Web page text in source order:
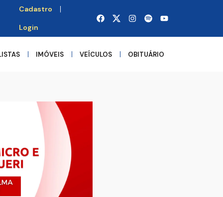
Cadastro
Login
IMÓVEIS VEÍCULOS OBITUÁRIO